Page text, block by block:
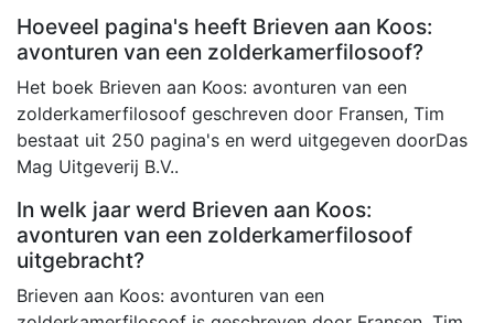
Hoeveel pagina's heeft Brieven aan Koos:
avonturen van een zolderkamerfilosoof?
Het boek Brieven aan Koos: avonturen van een
zolderkamerfilosoof geschreven door Fransen, Tim
bestaat uit 250 pagina's en werd uitgegeven doorDas
Mag Uitgeverij B.V..
In welk jaar werd Brieven aan Koos:
avonturen van een zolderkamerfilosoof
uitgebracht?
Brieven aan Koos: avonturen van een